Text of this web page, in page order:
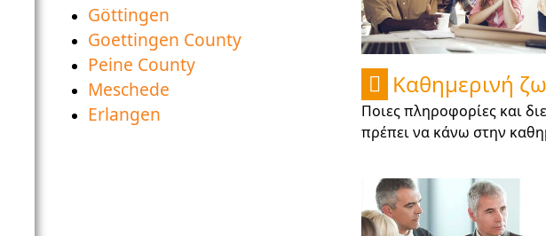
Göttingen
Goettingen County
Peine County
Meschede
Erlangen
 Καθημερινή
Ποιες πληροφορίες και
πρέπει να κάνω στην